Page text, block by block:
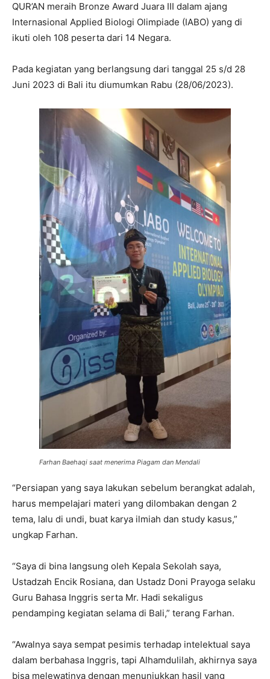
QUR’AN meraih Bronze Award Juara III dalam ajang
Internasional Applied Biologi Olimpiade (IABO) yang di
ikuti oleh 108 peserta dari 14 Negara.
Pada kegiatan yang berlangsung dari tanggal 25 s/d 28
Juni 2023 di Bali itu diumumkan Rabu (28/06/2023).
Farhan Baehaqi saat menerima Piagam dan Mendali
“Persiapan yang saya lakukan sebelum berangkat adalah,
harus mempelajari materi yang dilombakan dengan 2
tema, lalu di undi, buat karya ilmiah dan study kasus,”
ungkap Farhan.
“Saya di bina langsung oleh Kepala Sekolah saya,
Ustadzah Encik Rosiana, dan Ustadz Doni Prayoga selaku
Guru Bahasa Inggris serta Mr. Hadi sekaligus
pendamping kegiatan selama di Bali,” terang Farhan.
“Awalnya saya sempat pesimis terhadap intelektual saya
dalam berbahasa Inggris, tapi Alhamdulilah, akhirnya saya
bisa melewatinya dengan menunjukkan hasil yang